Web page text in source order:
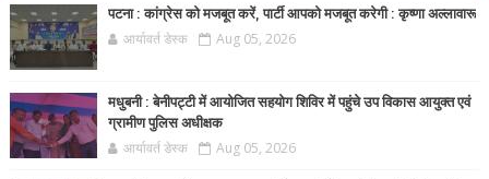
पटना : कांग्रेस को मजबूत करें, पार्टी आपको मजबूत करेगी : कृष्णा अल्लावारू
आर्यावर्त डेस्क Aug 05, 2026
मधुबनी : बेनीपट्टी में आयोजित सहयोग शिविर में पहुंचे उप विकास आयुक्त एवं
ग्रामीण पुलिस अधीक्षक
आर्यावर्त डेस्क Aug 05, 2026